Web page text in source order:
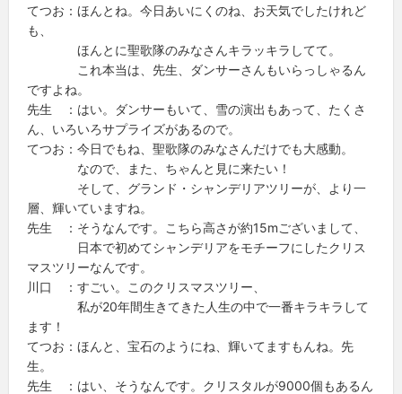
てつお：ほんとね。今日あいにくのね、お天気でしたけれど
も、
ほんとに聖歌隊のみなさんキラッキラしてて。
これ本当は、先生、ダンサーさんもいらっしゃるん
ですよね。
先生 ：はい。ダンサーもいて、雪の演出もあって、たくさ
ん、いろいろサプライズがあるので。
てつお：今日でもね、聖歌隊のみなさんだけでも大感動。
なので、また、ちゃんと見に来たい！
そして、グランド・シャンデリアツリーが、より一
層、輝いていますね。
先生 ：そうなんです。こちら高さが約15mございまして、
日本で初めてシャンデリアをモチーフにしたクリス
マスツリーなんです。
川口 ：すごい。このクリスマスツリー、
私が20年間生きてきた人生の中で一番キラキラして
ます！
てつお：ほんと、宝石のようにね、輝いてますもんね。先
生。
先生 ：はい、そうなんです。クリスタルが9000個もあるん